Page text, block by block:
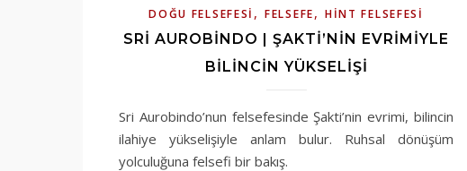
DOĞU FELSEFESI ,FELSEFE, HINT FELSEFESI
SRI AUROBINDO | ŞAKTI’NIN EVRIMIYLE
BILINCIN YÜKSELIŞI
Sri Aurobindo’nun felsefesinde Şakti’nin evrimi, bilincin
ilahiye yükselişiyle anlam bulur. Ruhsal dönüşüm
yolculuğuna felsefi bir bakış.